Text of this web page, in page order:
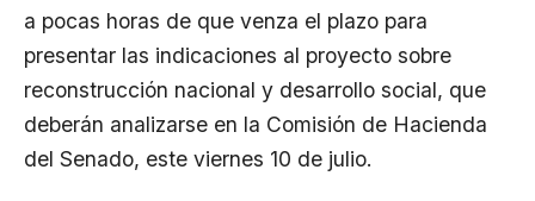
a pocas horas de que venza el plazo para
presentar las indicaciones al proyecto sobre
reconstrucción nacional y desarrollo social, que
deberán analizarse en la Comisión de Hacienda
del Senado, este viernes 10 de julio.